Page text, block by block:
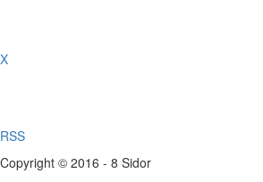
X
RSS
Copyright © 2016 - 8 Sidor